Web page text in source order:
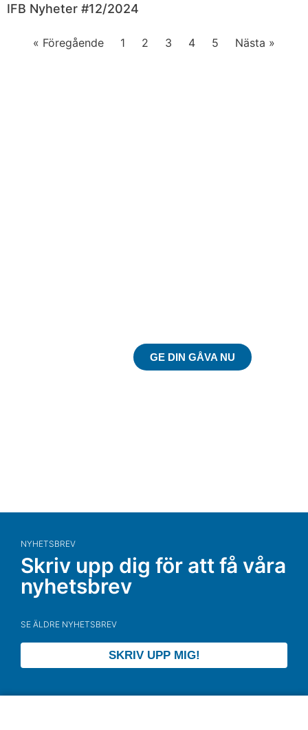
IFB Nyheter #12/2024
« Föregående 1 2 3 4 5 Nästa »
GE DIN GÅVA NU
NYHETSBREV
Skriv upp dig för att få våra
nyhetsbrev
SE ÄLDRE NYHETSBREV
SKRIV UPP MIG!